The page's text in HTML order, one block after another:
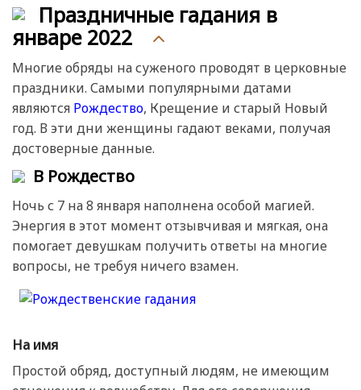
Праздничные гадания в
январе 2022
Многие обряды на суженого проводят в церковные
праздники. Самыми популярными датами
являются Рождество, Крещение и старый Новый
год. В эти дни женщины гадают веками, получая
достоверные данные.
В Рождество
Ночь с 7 на 8 января наполнена особой магией.
Энергия в этот момент отзывчивая и мягкая, она
помогает девушкам получить ответы на многие
вопросы, не требуя ничего взамен.
На имя
Простой обряд, доступный людям, не имеющим